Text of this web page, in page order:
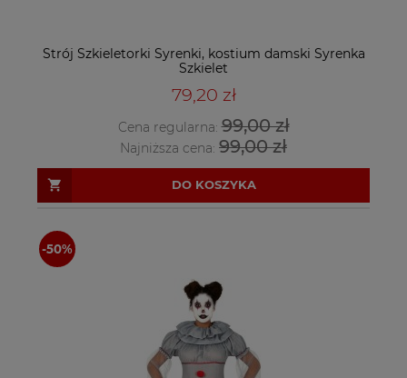
Strój Szkieletorki Syrenki, kostium damski Syrenka
Szkielet
79,20 zł
Cena regularna:99,00 zł
Najniższa cena: 99,00 zł
DO KOSZYKA